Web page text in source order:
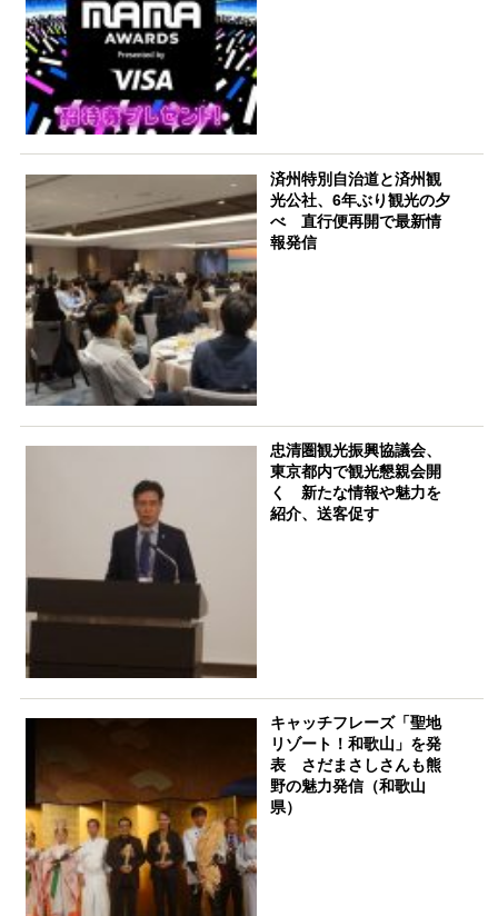
済州特別自治道と済州観
光公社、6年ぶり観光の夕
べ 直行便再開で最新情
報発信
忠清圏観光振興協議会、
東京都内で観光懇親会開
く 新たな情報や魅力を
紹介、送客促す
キャッチフレーズ「聖地
リゾート！和歌山」を発
表 さだまさしさんも熊
野の魅力発信（和歌山
県）